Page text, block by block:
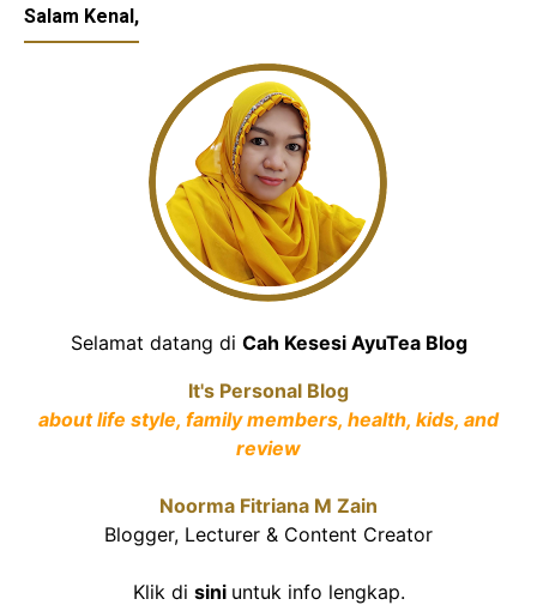
Salam Kenal,
Selamat datang di Cah Kesesi AyuTea Blog
It's Personal Blog
about life style, family members, health, kids, and
review
Noorma Fitriana M Zain
Blogger, Lecturer & Content Creator
Klik di sini untuk info lengkap.